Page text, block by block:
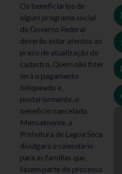
Os beneficiários de
algum programa social
do Governo Federal
deverão estar atentos ao
prazo de atualização do
cadastro. Quem não fizer
terá o pagamento
bloqueado e,
posteriormente, o
beneficio cancelado.
Mensalmente, a
Prefeitura de Lagoa Seca
divulgará o calendário
para as famílias que
fazem parte do processo